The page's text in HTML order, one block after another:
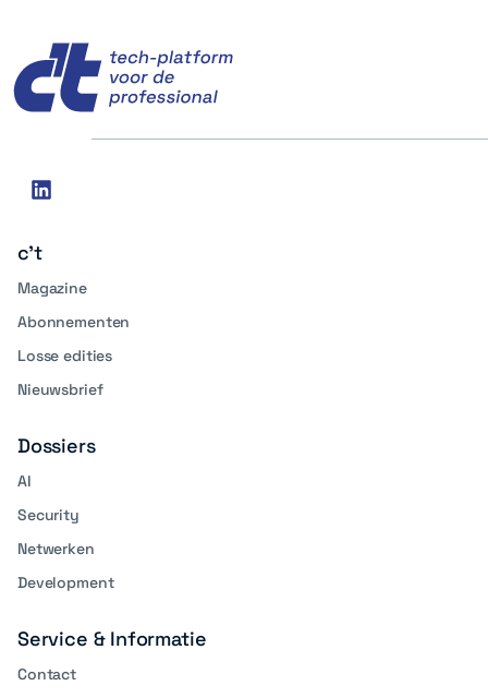
Social
linkedin
c't
Magazine
Abonnementen
Losse edities
Nieuwsbrief
Dossiers
AI
Security
Netwerken
Development
Service & Informatie
Contact